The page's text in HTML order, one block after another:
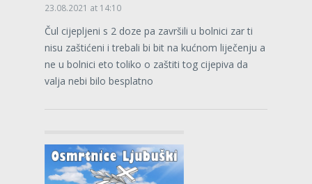
23.08.2021 at 14:10
Čul cijepljeni s 2 doze pa završili u bolnici zar ti
nisu zaštićeni i trebali bi bit na kućnom liječenju a
ne u bolnici eto toliko o zaštiti tog cijepiva da
valja nebi bilo besplatno